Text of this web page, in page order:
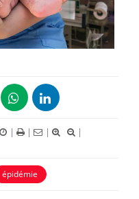
| | |
|
épidémie